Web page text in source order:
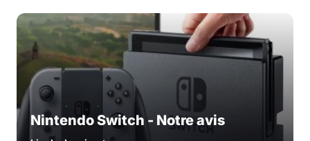
Nintendo Switch - Notre avis